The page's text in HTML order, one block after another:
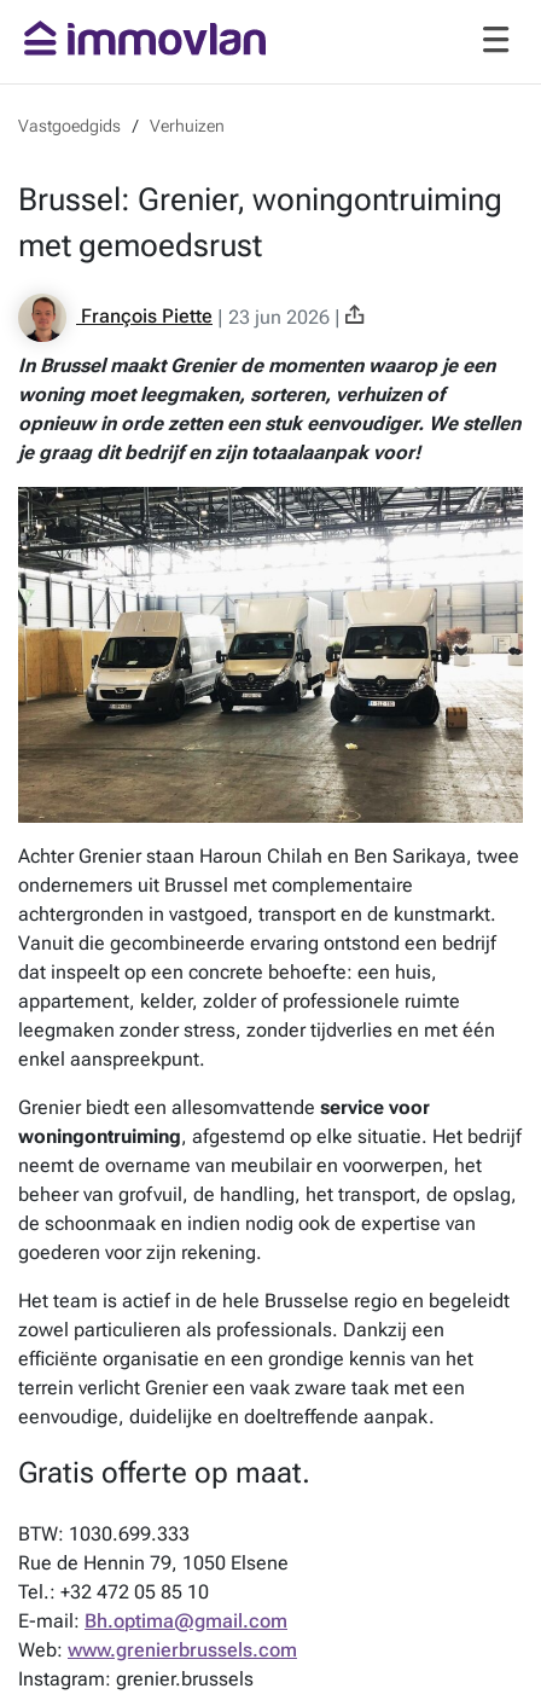
Vastgoedgids Verhuizen
Brussel: Grenier, woningontruiming
met gemoedsrust
François Piette | 23 jun 2026 |
In Brussel maakt Grenier de momenten waarop je een
woning moet leegmaken, sorteren, verhuizen of
opnieuw in orde zetten een stuk eenvoudiger. We stellen
je graag dit bedrijf en zijn totaalaanpak voor!
Achter Grenier staan Haroun Chilah en Ben Sarikaya, twee
ondernemers uit Brussel met complementaire
achtergronden in vastgoed, transport en de kunstmarkt.
Vanuit die gecombineerde ervaring ontstond een bedrijf
dat inspeelt op een concrete behoefte: een huis,
appartement, kelder, zolder of professionele ruimte
leegmaken zonder stress, zonder tijdverlies en met één
enkel aanspreekpunt.
Grenier biedt een allesomvattende service voor
woningontruiming, afgestemd op elke situatie. Het bedrijf
neemt de overname van meubilair en voorwerpen, het
beheer van grofvuil, de handling, het transport, de opslag,
de schoonmaak en indien nodig ook de expertise van
goederen voor zijn rekening.
Het team is actief in de hele Brusselse regio en begeleidt
zowel particulieren als professionals. Dankzij een
efficiënte organisatie en een grondige kennis van het
terrein verlicht Grenier een vaak zware taak met een
eenvoudige, duidelijke en doeltreffende aanpak.
Gratis offerte op maat.
BTW: 1030.699.333
Rue de Hennin 79, 1050 Elsene
Tel.: +32 472 05 85 10
E-mail: Bh.optima@gmail.com
Web: www.grenierbrussels.com
Instagram: grenier.brussels